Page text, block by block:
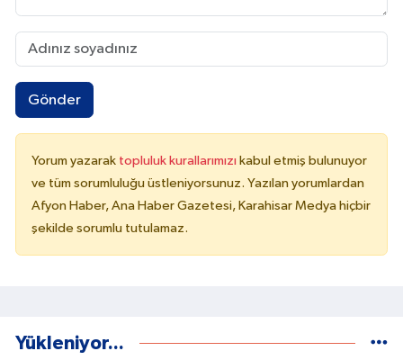
Gönder
Yorum yazarak topluluk kurallarımızı kabul etmiş bulunuyor
ve tüm sorumluluğu üstleniyorsunuz. Yazılan yorumlardan
Afyon Haber, Ana Haber Gazetesi, Karahisar Medya hiçbir
şekilde sorumlu tutulamaz.
Yükleniyor...